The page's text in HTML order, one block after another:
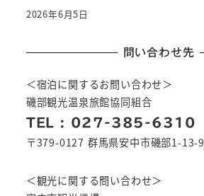
2026年6月5日
問い合わせ先
＜宿泊に関するお問い合わせ＞
磯部観光温泉旅館協同組合
TEL : 027-385-6310
〒379-0127 群馬県安中市磯部1-13-9
＜観光に関する問い合わせ＞